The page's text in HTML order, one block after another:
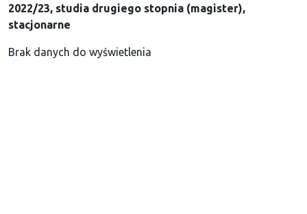
2022/23, studia drugiego stopnia (magister),
stacjonarne
Brak danych do wyświetlenia